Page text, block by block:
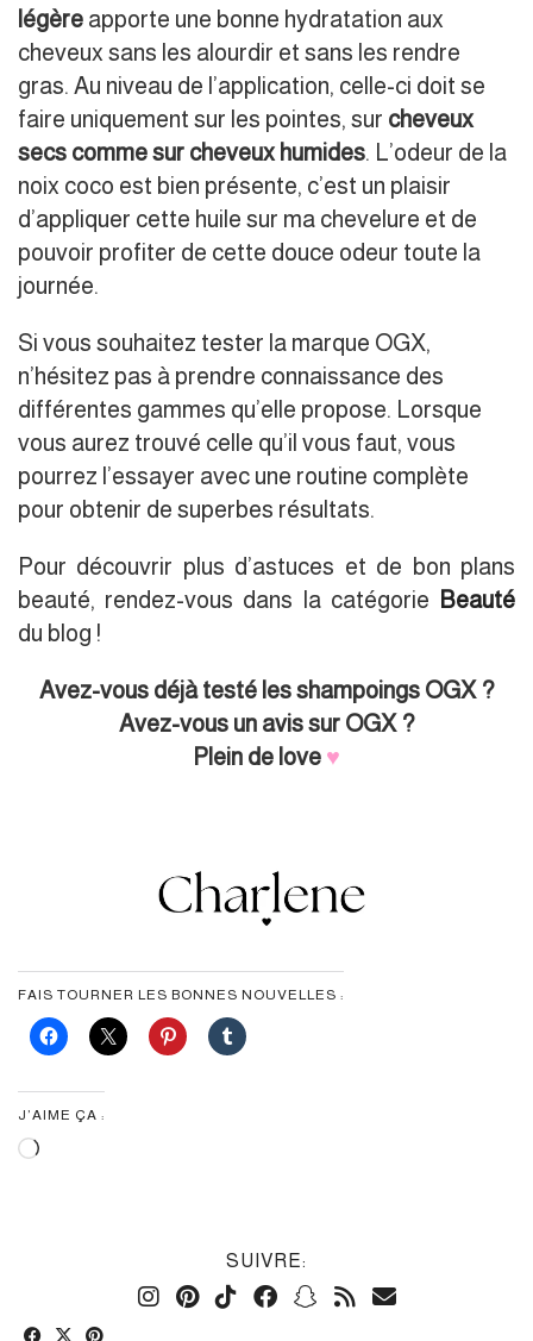
légère apporte une bonne hydratation aux
cheveux sans les alourdir et sans les rendre
gras. Au niveau de l’application, celle-ci doit se
faire uniquement sur les pointes, sur cheveux
secs comme sur cheveux humides. L’odeur de la
noix coco est bien présente, c’est un plaisir
d’appliquer cette huile sur ma chevelure et de
pouvoir profiter de cette douce odeur toute la
journée.
Si vous souhaitez tester la marque OGX,
n’hésitez pas à prendre connaissance des
différentes gammes qu’elle propose. Lorsque
vous aurez trouvé celle qu’il vous faut, vous
pourrez l’essayer avec une routine complète
pour obtenir de superbes résultats.
Pour découvrir plus d’astuces et de bon plans
beauté, rendez-vous dans la catégorie Beauté
du blog !
Avez-vous déjà testé les shampoings OGX ?
Avez-vous un avis sur OGX ?
Plein de love ♥︎
FAIS TOURNER LES BONNES NOUVELLES :
J’AIME ÇA :
Chargement…
SUIVRE: